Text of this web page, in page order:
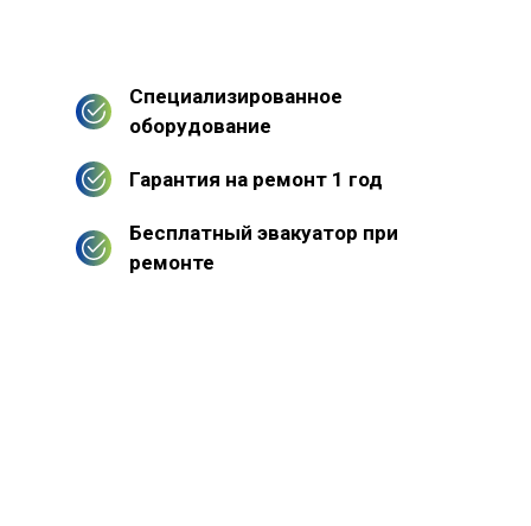
Специализированное
оборудование
Гарантия на ремонт 1 год
Бесплатный эвакуатор при
ремонте